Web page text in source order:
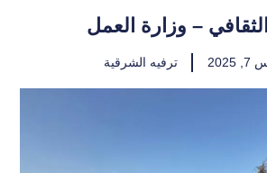
– وزارة العمل
ترفيه الشرقية